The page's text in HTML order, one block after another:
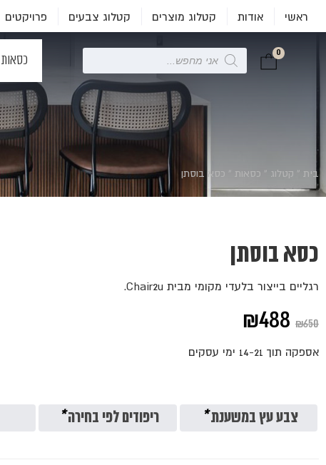
ראשי אודות קטלוג מוצרים קטלוג צבעים פרויקטים
0
Products
search
כסאות
בית » קטלוג » כסאות » כסא בוסתן
כסא בוסתן
רגליים בייצור בלעדי מקומי מבית Chair2u.
₪650
המחיר
המקורי
₪488
הנוכחי
אספקה תוך 14-21 ימי עסקים
צבע עץ במשענת* ריפודים לפי בחירה*